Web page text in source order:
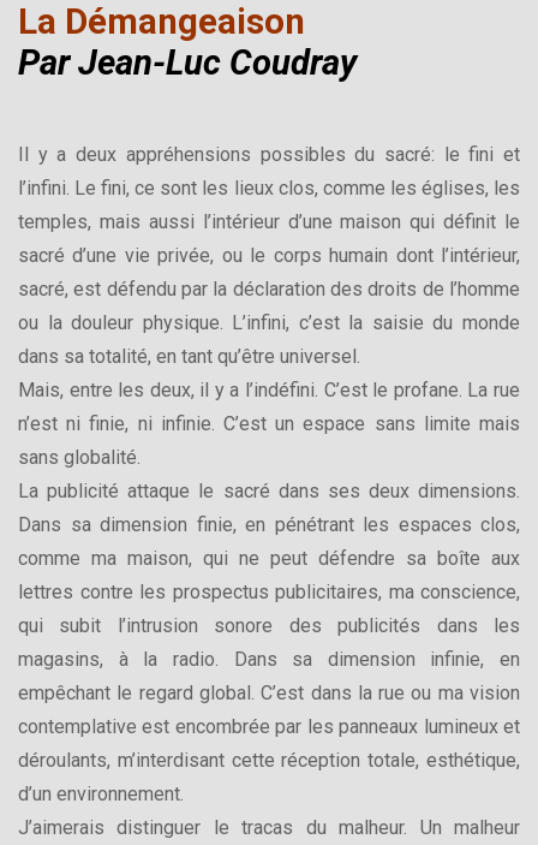
La Démangeaison
Par Jean-Luc Coudray
Il y a deux appréhensions possibles du sacré: le fini et
l’infini. Le fini, ce sont les lieux clos, comme les églises, les
temples, mais aussi l’intérieur d’une maison qui définit le
sacré d’une vie privée, ou le corps humain dont l’intérieur,
sacré, est défendu par la déclaration des droits de l’homme
ou la douleur physique. L’infini, c’est la saisie du monde
dans sa totalité, en tant qu’être universel.
Mais, entre les deux, il y a l’indéfini. C’est le profane. La rue
n’est ni finie, ni infinie. C’est un espace sans limite mais
sans globalité.
La publicité attaque le sacré dans ses deux dimensions.
Dans sa dimension finie, en pénétrant les espaces clos,
comme ma maison, qui ne peut défendre sa boîte aux
lettres contre les prospectus publicitaires, ma conscience,
qui subit l’intrusion sonore des publicités dans les
magasins, à la radio. Dans sa dimension infinie, en
empêchant le regard global. C’est dans la rue ou ma vision
contemplative est encombrée par les panneaux lumineux et
déroulants, m’interdisant cette réception totale, esthétique,
d’un environnement.
J’aimerais distinguer le tracas du malheur. Un malheur